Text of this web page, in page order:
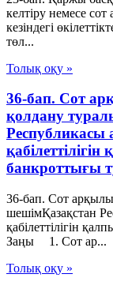
келтіру немесе
кезіндегі
төл...
Толық оқу »
36-бап. Сот
қолдану
Республикасы
банкроттығы
36-бап. Сот
шешімҚазақстан
қабілеттілігін
Заңы 1. Сот ар...
Толық оқу »